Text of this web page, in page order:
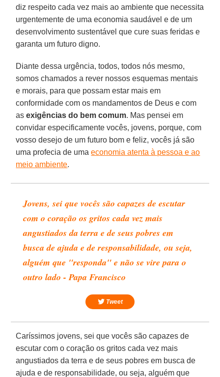
diz respeito cada vez mais ao ambiente que necessita
urgentemente de uma economia saudável e de um
desenvolvimento sustentável que cure suas feridas e
garanta um futuro digno.
Diante dessa urgência, todos, todos nós mesmo,
somos chamados a rever nossos esquemas mentais
e morais, para que possam estar mais em
conformidade com os mandamentos de Deus e com
asexigências do bem comum. Mas pensei em
convidar especificamente vocês, jovens, porque, com
vosso desejo de um futuro bom e feliz, vocês já são
uma profecia de umaeconomia atenta à pessoa e ao
meio ambiente.
Jovens, sei que vocês são capazes de escutar
com o coração os gritos cada vez mais
angustiados da terra e de seus pobres em
busca de ajuda e de responsabilidade, ou seja,
alguém que "responda" e não se vire para o
outro lado - Papa Francisco
Tweet
Caríssimos jovens, sei que vocês são capazes de
escutar com o coração os gritos cada vez mais
angustiados da terra e de seus pobres em busca de
ajuda e de responsabilidade, ou seja, alguém que